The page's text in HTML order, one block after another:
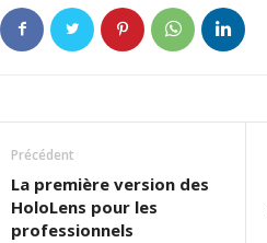
Précédent
La première version des
HoloLens pour les
professionnels